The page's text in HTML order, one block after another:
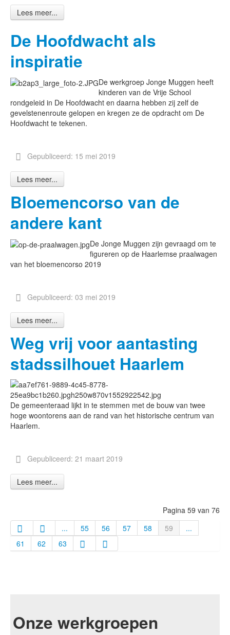
Lees meer...
De Hoofdwacht als
inspiratie
De werkgroep Jonge Muggen heeft
kinderen van de Vrije School
rondgeleid in De Hoofdwacht en daarna hebben zij zelf de
gevelstenenroute gelopen en kregen ze de opdracht om De
Hoofdwacht te tekenen.
Gepubliceerd: 15 mei 2019
Lees meer...
Bloemencorso van de
andere kant
De Jonge Muggen zijn gevraagd om te
figureren op de Haarlemse praalwagen
van het bloemencorso 2019
Gepubliceerd: 03 mei 2019
Lees meer...
Weg vrij voor aantasting
stadssilhouet Haarlem
De gemeenteraad lijkt in te stemmen met de bouw van twee
hoge woontorens aan de rand van het historische centrum van
Haarlem.
Gepubliceerd: 21 maart 2019
Lees meer...
Pagina 59 van 76
...
55 56 57 58 59
...
61
62 63
Onze werkgroepen